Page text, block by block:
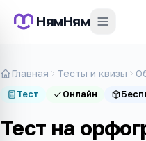
НямНям
Главная Тесты и квизы
Тест Онлайн
Тест на